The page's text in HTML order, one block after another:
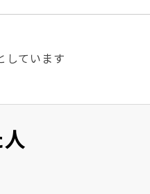
しています